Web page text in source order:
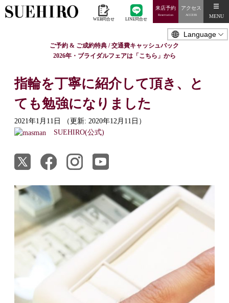
WEB問合せ LINE問合せ
来店予約
Reservation
アクセス
ACCESS MENU
ご予約 & ご成約特典 / 交通費キャッシュバック
2026年・ブライダルフェアは「こちら」から
指輪を丁寧に紹介して頂き、と
ても勉強になりました
2021年1月11日
（更新: 2020年12月11日）
SUEHIRO(公式)